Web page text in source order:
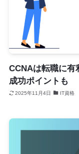
CCNAは転職に有
成功ポイントも
2025年11月4日 IT資格